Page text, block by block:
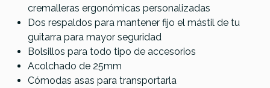
cremalleras ergonómicas personalizadas
Dos respaldos para mantener fijo el mástil de tu
guitarra para mayor seguridad
Bolsillos para todo tipo de accesorios
Acolchado de 25mm
Cómodas asas para transportarla